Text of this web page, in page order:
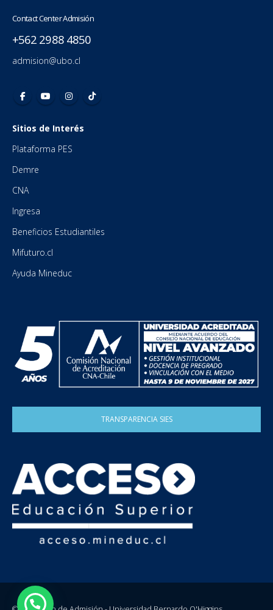
Contact Center Admisión
+562 2988 4850
admision@ubo.cl
Sitios de Interés
Plataforma PES
Demre
CNA
Ingresa
Beneficios Estudiantiles
Mifuturo.cl
Ayuda Mineduc
TRANSPARENCIA SIES